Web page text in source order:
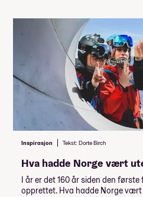
Inspirasjon Tekst: Dorte Birch
Hva hadde Norge vært
I år er det 160 år siden den
opprettet. Hva hadde Norge